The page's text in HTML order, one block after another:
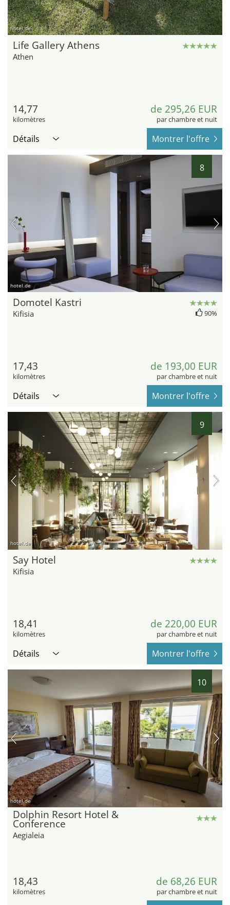
hotel.de
Life Gallery Athens
Athen
14,77
kilomètres
de 295,26 EUR
par chambre et nuit
Détails Montrer l'offre
8
hotel.de
Domotel Kastri
Kifisia 90%
17,43
kilomètres
de 193,00 EUR
par chambre et nuit
Détails Montrer l'offre
9
hotel.de
Say Hotel
Kifisia
18,41
kilomètres
de 220,00 EUR
par chambre et nuit
Détails Montrer l'offre
10
hotel.de
Dolphin Resort Hotel &
Conference
Aegialeia
18,43
kilomètres
de 68,26 EUR
par chambre et nuit